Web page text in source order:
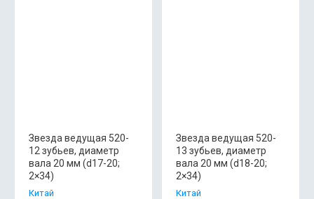
Звезда ведущая 520-
12 зубьев, диаметр
вала 20 мм (d17-20;
2×34)
Китай
Звезда ведущая 520-
13 зубьев, диаметр
вала 20 мм (d18-20;
2×34)
Китай